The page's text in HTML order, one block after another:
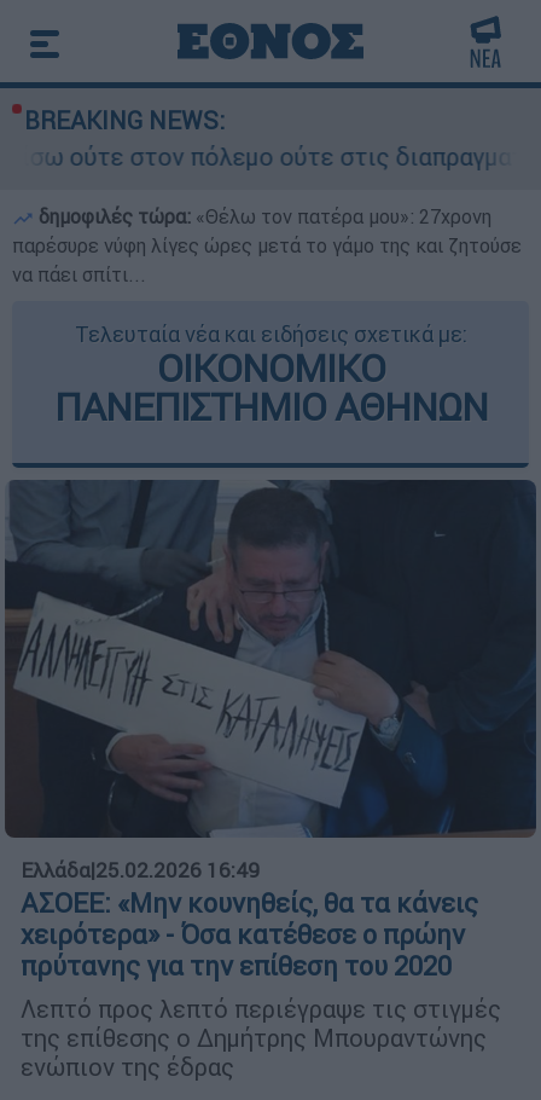
BREAKING NEWS:
πόλεμο ούτε στις διαπραγματεύσεις» - Οι
δημοφιλές τώρα: «Θέλω τον πατέρα μου»: 27χρονη
παρέσυρε νύφη λίγες ώρες μετά το γάμο της και ζητούσε
να πάει σπίτι...
Τελευταία νέα και ειδήσεις σχετικά με:
ΟΙΚΟΝΟΜΙΚΟ
ΠΑΝΕΠΙΣΤΗΜΙΟ ΑΘΗΝΩΝ
Ελλάδα|25.02.2026 16:49
ΑΣΟΕΕ: «Μην κουνηθείς, θα τα κάνεις
χειρότερα» - Όσα κατέθεσε ο πρώην
πρύτανης για την επίθεση του 2020
Λεπτό προς λεπτό περιέγραψε τις στιγμές
της επίθεσης ο Δημήτρης Μπουραντώνης
ενώπιον της έδρας